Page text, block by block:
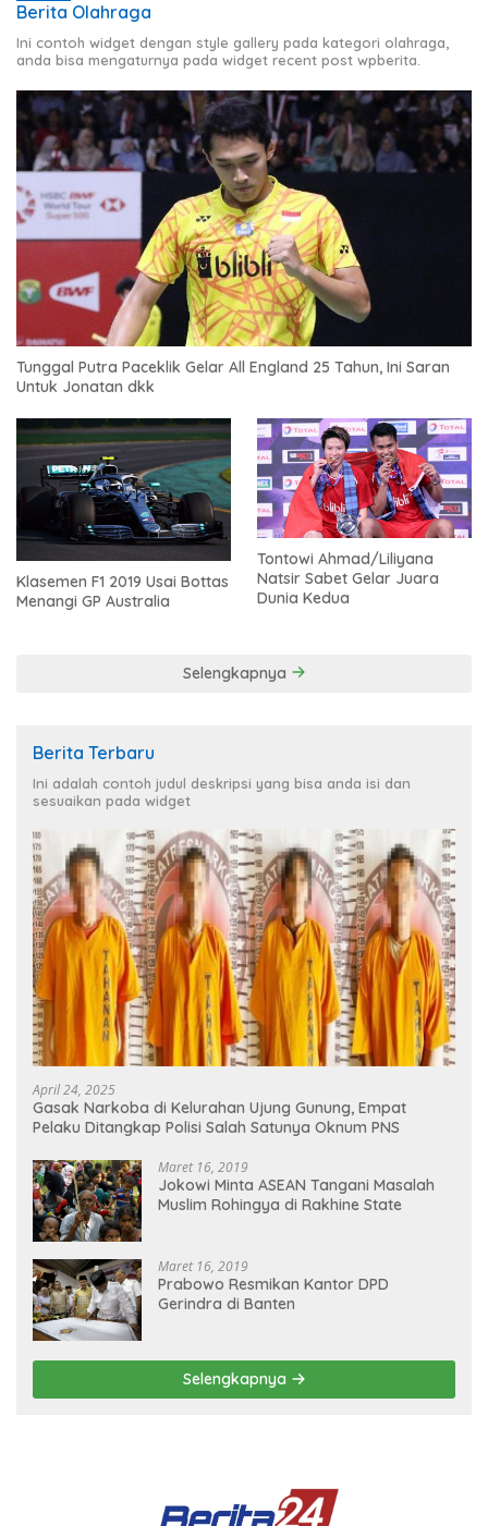
Berita Olahraga
Ini contoh widget dengan style gallery pada kategori olahraga,
anda bisa mengaturnya pada widget recent post wpberita.
Tunggal Putra Paceklik Gelar All England 25 Tahun, Ini Saran
Untuk Jonatan dkk
Klasemen F1 2019 Usai Bottas
Menangi GP Australia
Tontowi Ahmad/Liliyana
Natsir Sabet Gelar Juara
Dunia Kedua
Selengkapnya
Berita Terbaru
Ini adalah contoh judul deskripsi yang bisa anda isi dan
sesuaikan pada widget
April 24, 2025
Gasak Narkoba di Kelurahan Ujung Gunung, Empat
Pelaku Ditangkap Polisi Salah Satunya Oknum PNS
Maret 16, 2019
Jokowi Minta ASEAN Tangani Masalah
Muslim Rohingya di Rakhine State
Maret 16, 2019
Prabowo Resmikan Kantor DPD
Gerindra di Banten
Selengkapnya